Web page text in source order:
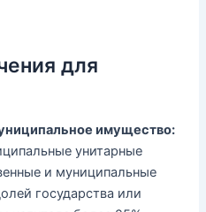
для
имущество:
унитарные
и муниципальные
государства или